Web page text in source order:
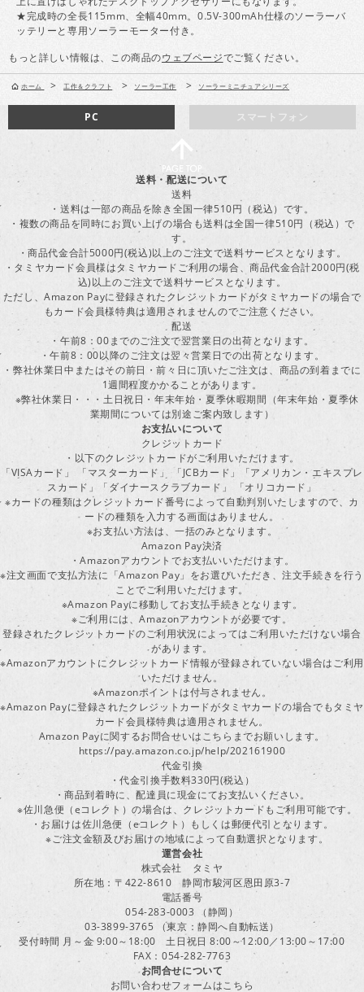
★完成時の全長115mm、全幅40mm。0.5V-300mAh仕様のソーラーバ
ッテリーと専用ソーラーモーター付き。
もっと詳しい情報は、この商品のウェブページでご覧ください。
ホーム > 工作＆クラフト > ソーラー工作 > ソーラーミニチュアシリーズ
スマートフォン
PC
送料・配送について
送料
・送料は一部の商品を除き全国一律510円（税込）です。
・複数の商品を同時にお買い上げの場合も送料は全国一律510円（税込）で
す。
・商品代金合計5000円(税込)以上のご注文で送料サービスとなります。
・タミヤカード会員様はタミヤカードご利用の場合、商品代金合計2000円(税
込)以上のご注文で送料サービスとなります。
ただし、Amazon Payに登録されたクレジットカードがタミヤカードの場合で
もカード会員様特典は適用されませんのでご注意ください。
配送
・午前8：00までのご注文で翌営業日の出荷となります。
・午前8：00以降のご注文は翌々営業日での出荷となります。
・弊社休業日中またはその前日・前々日に頂いたご注文は、商品の到着までに
1週間程度かかることがあります。
※弊社休業日・・・土日祝日・年末年始・夏季休暇期間（年末年始・夏季休
業期間については別途ご案内致します）
お支払いについて
クレジットカード
・以下のクレジットカードがご利用いただけます。
「VISAカード」 「マスターカード」 「JCBカード」「アメリカン・エキスプレ
スカード」「ダイナースクラブカード」 「オリコカード」
※カードの種類はクレジットカード番号によって自動判別いたしますので、カ
ードの種類を入力する画面はありません。
※お支払い方法は、一括のみとなります。
Amazon Pay決済
・Amazonアカウントでお支払いいただけます。
※注文画面で支払方法に「Amazon Pay」をお選びいただき、注文手続きを行う
ことでご利用いただけます。
※Amazon Payに移動してお支払手続きとなります。
※ご利用には、Amazonアカウントが必要です。
登録されたクレジットカードのご利用状況によってはご利用いただけない場合
があります。
※Amazonアカウントにクレジットカード情報が登録されていない場合はご利用
いただけません。
※Amazonポイントは付与されません。
※Amazon Payに登録されたクレジットカードがタミヤカードの場合でもタミヤ
カード会員様特典は適用されません。
Amazon Payに関するお問合せいはこちらまでお願いします。
https://pay.amazon.co.jp/help/202161900
代金引換
・代金引換手数料330円(税込）
・商品到着時に、配達員に現金にてお支払いください。
※佐川急便（eコレクト）の場合は、クレジットカードもご利用可能です。
・お届けは佐川急便（eコレクト）もしくは郵便代引となります。
※ご注文金額及びお届けの地域によって自動選択となります。
運営会社
株式会社 タミヤ
所在地：〒422-8610 静岡市駿河区恩田原3-7
電話番号
054-283-0003 （静岡）
03-3899-3765 （東京：静岡へ自動転送）
受付時間 月～金 9:00～18:00 土日祝日 8:00～12:00／13:00～17:00
FAX：054-282-7763
お問合せについて
お問い合わせフォームはこちら